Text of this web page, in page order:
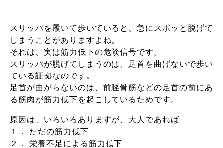
スリッパを履いて歩いていると、急にスポッと脱げて
しまうことがありますよね。
それは、実は筋力低下の危険信号です。
スリッパが脱げてしまうのは、足首を曲げないで歩い
ている証拠なのです。
足首が曲がらないのは、前脛骨筋などの足首の前にあ
る筋肉が筋力低下を起こしているためです。
原因は、いろいろありますが、大人であれば
１． ただの筋力低下
２． 栄養不足による筋力低下